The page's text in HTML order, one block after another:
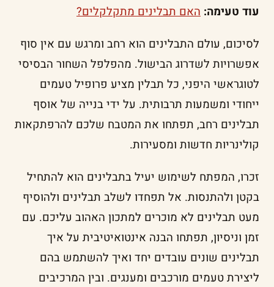
עוד טעימה: האם תבלינים מתקלקלים?
לסיכום, עולם התבלינים הוא רחב ומרגש עם אין סוף
אפשרויות לשדרוג הבישול. מהפלפל השחור הבסיסי
לטוגראשי היפני, כל תבלין מציע פרופיל טעמים
ייחודי ומשמעות תרבותית. על ידי בנייה של אוסף
תבלינים רחב, תפתחו את המטבח שלכם להרפתקאות
קולינריות חדשות ומסעירות.
זכרו, המפתח לשימוש יעיל בתבלינים הוא להתחיל
בקטן ולהתנסות. אל תפחדו לשלב תבלינים ולהוסיף
מעט תבלינים לא מוכרים למתכון האהוב עליכם. עם
זמן וניסיון, תפתחו הבנה אינטואיטיבית על איך
תבלינים שונים עובדים יחד ואיך להשתמש בהם
ליצירת טעמים מורכבים ומענגים. ובין המרכיבים